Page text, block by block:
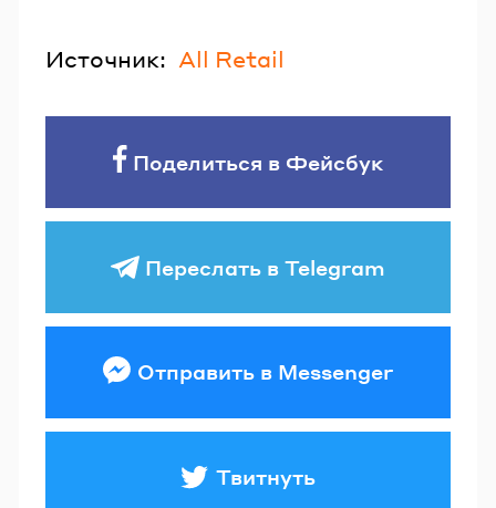
Источник: All Retail
Поделиться в Фейсбук
Переслать в Telegram
Отправить в Messenger
Твитнуть